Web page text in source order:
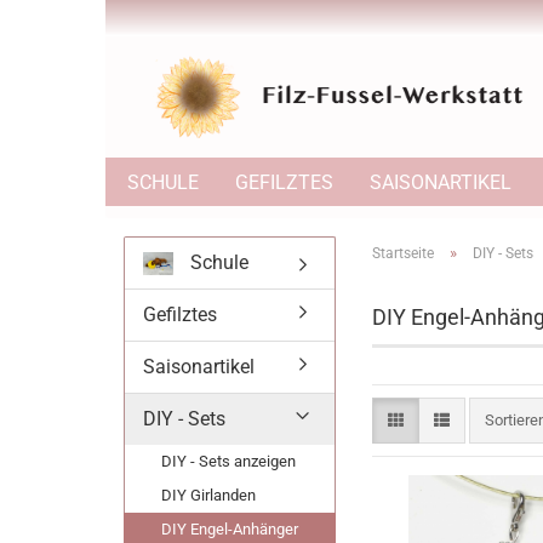
SCHULE GEFILZTES SAISONARTIKEL
Startseite » DIY - Sets
DIY Engel-
Schule
Gefilztes
Saisonartikel
DIY - Sets
DIY - Sets anzeigen
DIY Girlanden
DIY Engel-Anhänger